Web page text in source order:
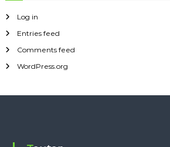
Log in
Entries feed
Comments feed
WordPress.org